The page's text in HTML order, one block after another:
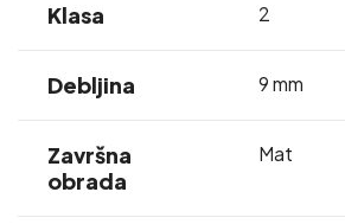
Klasa 2
Debljina 9 mm
Završna
obrada
Mat